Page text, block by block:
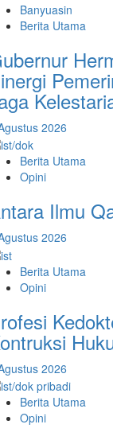
Banyuasin
Berita Utama
2026
Berita Utama
Opini
Ilmu
2026
Berita Utama
Opini
2026
Berita Utama
Opini